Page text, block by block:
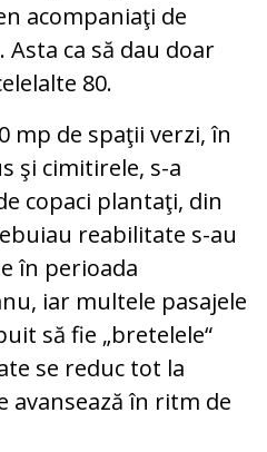
acompaniaţi de
ca să dau doar
80.
mp de spaţii verzi, în
şi cimitirele, s-a
copaci plantaţi, din
reabilitate s-au
în perioada
iar multele pasajele
să fie „bretelele“
se reduc tot la
avansează în ritm de